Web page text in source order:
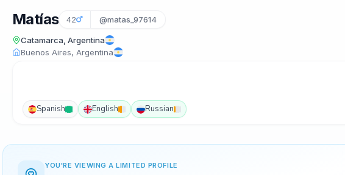
Matías 42 @matas_97614
Catamarca, Argentina
Buenos Aires, Argentina
Spanish English Russian
YOU'RE VIEWING A LIMITED PROFILE